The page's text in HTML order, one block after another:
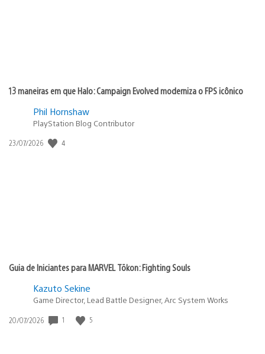
13 maneiras em que Halo: Campaign Evolved moderniza o FPS icônico
Phil Hornshaw
PlayStation Blog Contributor
Data
23/07/2026 4
Guia de Iniciantes para MARVEL Tōkon: Fighting Souls
Kazuto Sekine
Game Director, Lead Battle Designer, Arc System Works
Data
20/07/2026 1 5